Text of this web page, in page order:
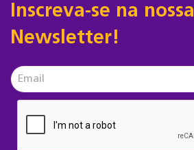
Inscreva-se na nossa
Newsletter!